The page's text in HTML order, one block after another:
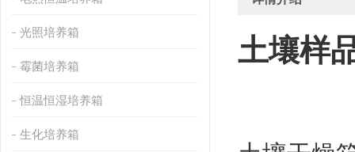
光照培养箱
霉菌培养箱
恒温恒湿培养箱
生化培养箱
土壤样